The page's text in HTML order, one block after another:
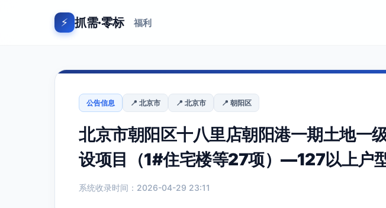
⚡ 抓需·零标 福利
公告信息 📍 北京市 📍 北京市 📍 朝阳区
北京市朝阳区十八里店朝阳港一期土地
设项目（1#住宅楼等27项）—127以上户
系统收录时间：2026-04-29 23:11